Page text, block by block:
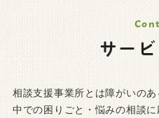
サー
相談支援事業所とは障がいの
中での困りごと・悩みの相談